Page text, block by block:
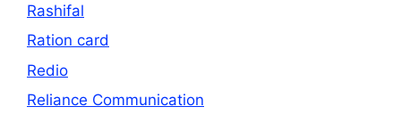
Rashifal
Ration card
Redio
Reliance Communication